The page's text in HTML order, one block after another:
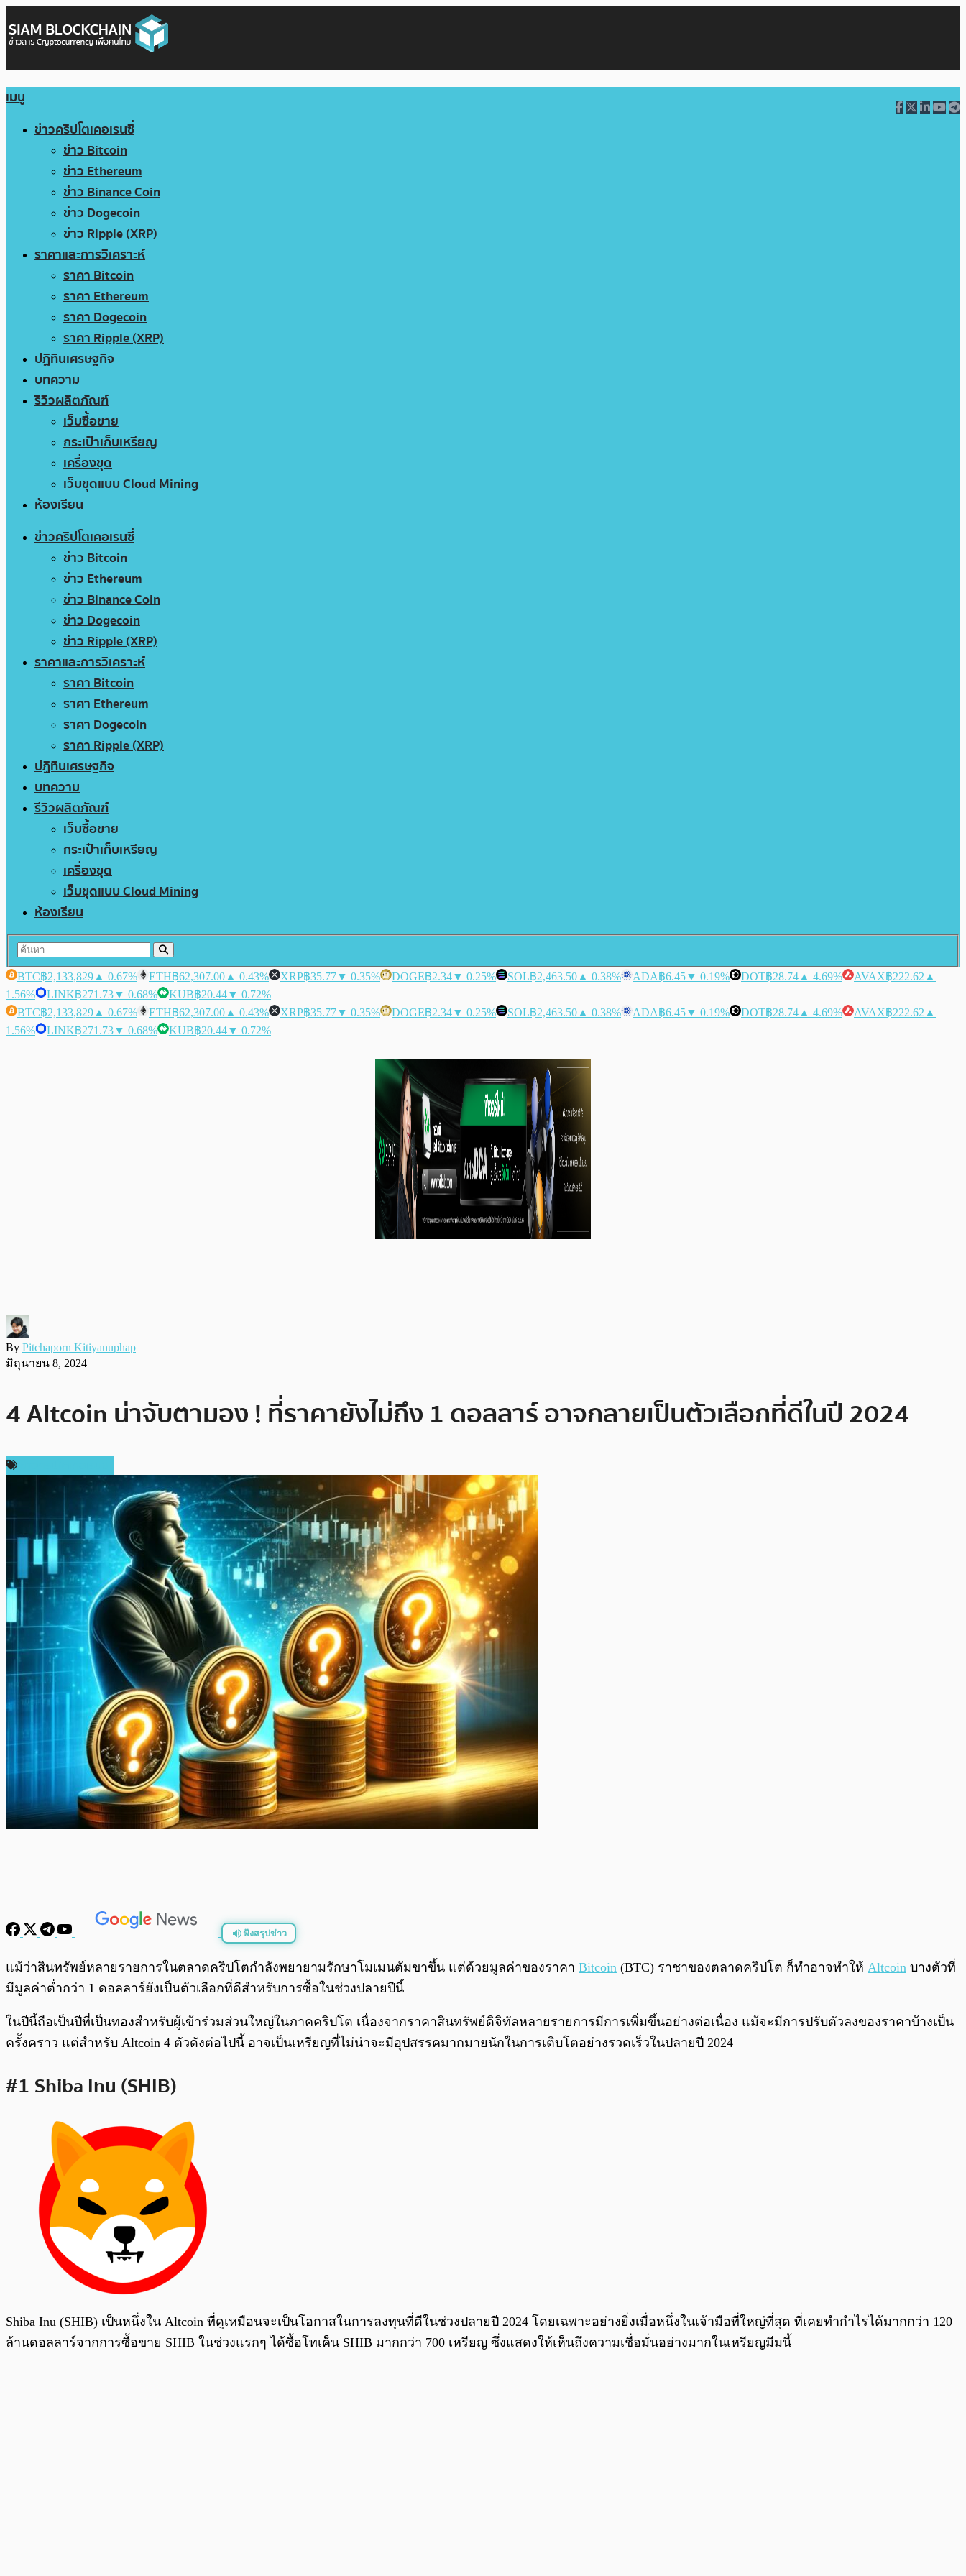
เมนู
ข่าวคริปโตเคอเรนซี่
ข่าว Bitcoin
ข่าว Ethereum
ข่าว Binance Coin
ข่าว Dogecoin
ข่าว Ripple (XRP)
ราคาและการวิเคราะห์
ราคา Bitcoin
ราคา Ethereum
ราคา Dogecoin
ราคา Ripple (XRP)
ปฏิทินเศรษฐกิจ
บทความ
รีวิวผลิตภัณฑ์
เว็บซื้อขาย
กระเป๋าเก็บเหรียญ
เครื่องขุด
เว็บขุดแบบ Cloud Mining
ห้องเรียน
ข่าวคริปโตเคอเรนซี่
ข่าว Bitcoin
ข่าว Ethereum
ข่าว Binance Coin
ข่าว Dogecoin
ข่าว Ripple (XRP)
ราคาและการวิเคราะห์
ราคา Bitcoin
ราคา Ethereum
ราคา Dogecoin
ราคา Ripple (XRP)
ปฏิทินเศรษฐกิจ
บทความ
รีวิวผลิตภัณฑ์
เว็บซื้อขาย
กระเป๋าเก็บเหรียญ
เครื่องขุด
เว็บขุดแบบ Cloud Mining
ห้องเรียน
BTC฿2,133,829 ▲ 0.67% ETH฿62,307.00 ▲ 0.43% XRP฿35.77▼ 0.35% DOGE฿2.34▼ 0.25% SOL฿2,463.50 ▲ 0.38% ADA฿6.45▼ 0.19% DOT฿28.74 ▲ 4.69% AVAX฿222.62 ▲
1.56%
LINK฿271.73▼ 0.68% KUB฿20.44▼ 0.72%
BTC฿2,133,829 ▲ 0.67% ETH฿62,307.00 ▲ 0.43% XRP฿35.77▼ 0.35% DOGE฿2.34▼ 0.25% SOL฿2,463.50 ▲ 0.38% ADA฿6.45▼ 0.19% DOT฿28.74 ▲ 4.69% AVAX฿222.62 ▲
1.56%
LINK฿271.73▼ 0.68% KUB฿20.44▼ 0.72%
By Pitchaporn Kitiyanuphap
มิถุนายน 8, 2024
4 Altcoin น่าจับตามอง ! ที่ราคายังไม่ถึง 1 ดอลลาร์ อาจกลายเป็นตัวเลือกที่ดีในปี 2024
ฟังสรุปข่าว
พร้อมเล่น 0:00 0:00
แม้ว่าสินทรัพย์หลายรายการในตลาดคริปโตกำลังพยายามรักษาโมเมนตัมขาขึ้น แต่ด้วยมูลค่าของราคา Bitcoin (BTC) ราชาของตลาดคริปโต ก็ทำอาจทำให้ Altcoin บางตัวที่
มีมูลค่าต่ำกว่า 1 ดอลลาร์ยังเป็นตัวเลือกที่ดีสำหรับการซื้อในช่วงปลายปีนี้
ในปีนี้ถือเป็นปีที่เป็นทองสำหรับผู้เข้าร่วมส่วนใหญ่ในภาคคริปโต เนื่องจากราคาสินทรัพย์ดิจิทัลหลายรายการมีการเพิ่มขึ้นอย่างต่อเนื่อง แม้จะมีการปรับตัวลงของราคาบ้างเป็น
ครั้งคราว แต่สำหรับ Altcoin 4 ตัวดังต่อไปนี้ อาจเป็นเหรียญที่ไม่น่าจะมีอุปสรรคมากมายนักในการเติบโตอย่างรวดเร็วในปลายปี 2024
#1 Shiba Inu (SHIB)
Shiba Inu (SHIB) เป็นหนึ่งใน Altcoin ที่ดูเหมือนจะเป็นโอกาสในการลงทุนที่ดีในช่วงปลายปี 2024 โดยเฉพาะอย่างยิ่งเมื่อหนึ่งในเจ้ามือที่ใหญ่ที่สุด ที่เคยทำกำไรได้มากกว่า 120
ล้านดอลลาร์จากการซื้อขาย SHIB ในช่วงแรกๆ ได้ซื้อโทเค็น SHIB มากกว่า 700 เหรียญ ซึ่งแสดงให้เห็นถึงความเชื่อมั่นอย่างมากในเหรียญมีมนี้